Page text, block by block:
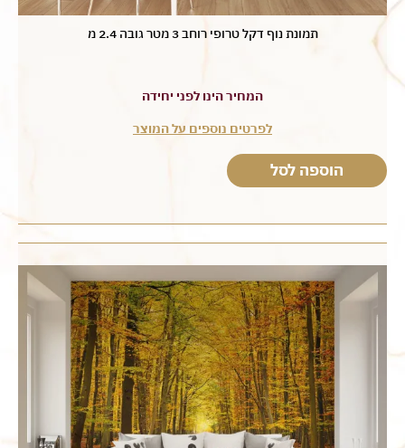
תמונת נוף דקל טרופי רוחב 3 מטר גובה 2.4 מ
המחיר הינו לפני יחידה
לפרטים נוספים על המוצר
הוספה לסל